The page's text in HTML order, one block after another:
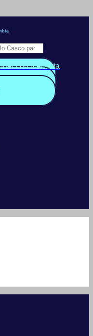
con mercleta